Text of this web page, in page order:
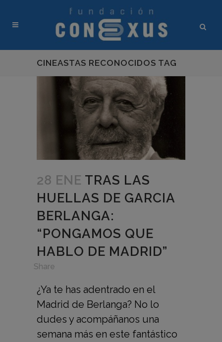
CINEASTAS RECONOCIDOS TAG
28 ENE TRAS LAS
HUELLAS DE GARCIA
BERLANGA:
“PONGAMOS QUE
HABLO DE MADRID”
Share
¿Ya te has adentrado en el
Madrid de Berlanga? No lo
dudes y acompáñanos una
semana más en este fantástico